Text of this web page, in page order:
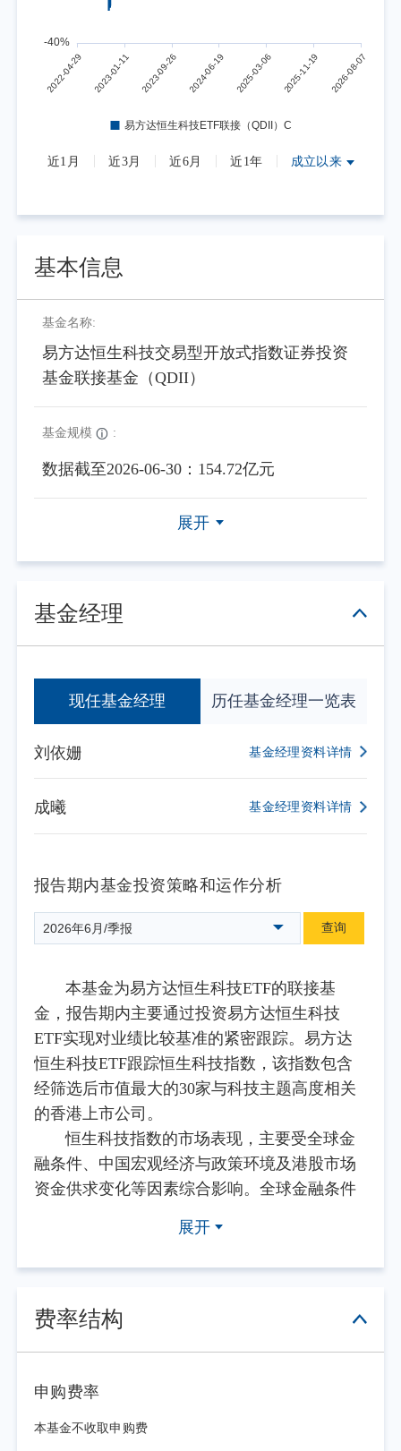
近1月 近3月 近6月 近1年 成立以来
基本信息
基金名称:
易方达恒生科技交易型开放式指数证券投资
基金联接基金（QDII）
基金规模 :
数据截至2026-06-30：154.72亿元
展开
基金经理
现任基金经理 历任基金经理一览表
刘依姗 基金经理资料详情
成曦 基金经理资料详情
报告期内基金投资策略和运作分析
2026年6月/季报 查询
本基金为易方达恒生科技ETF的联接基
金，报告期内主要通过投资易方达恒生科技
ETF实现对业绩比较基准的紧密跟踪。易方达
恒生科技ETF跟踪恒生科技指数，该指数包含
经筛选后市值最大的30家与科技主题高度相关
的香港上市公司。
恒生科技指数的市场表现，主要受全球金
融条件、中国宏观经济与政策环境及港股市场
资金供求变化等因素综合影响。全球金融条件
变，联邦基金利率目标区间保持3.50%-3.75%。
6月点阵图显著转鹰，半数票委预计年内存在加
期美债收益率高位震荡，美元指数走强，港元
中国宏观经济形势方面，二季度经济呈弱
在一季度阶段性冲高后走势趋稳，核心通胀总
展开
费率结构
申购费率
本基金不收取申购费